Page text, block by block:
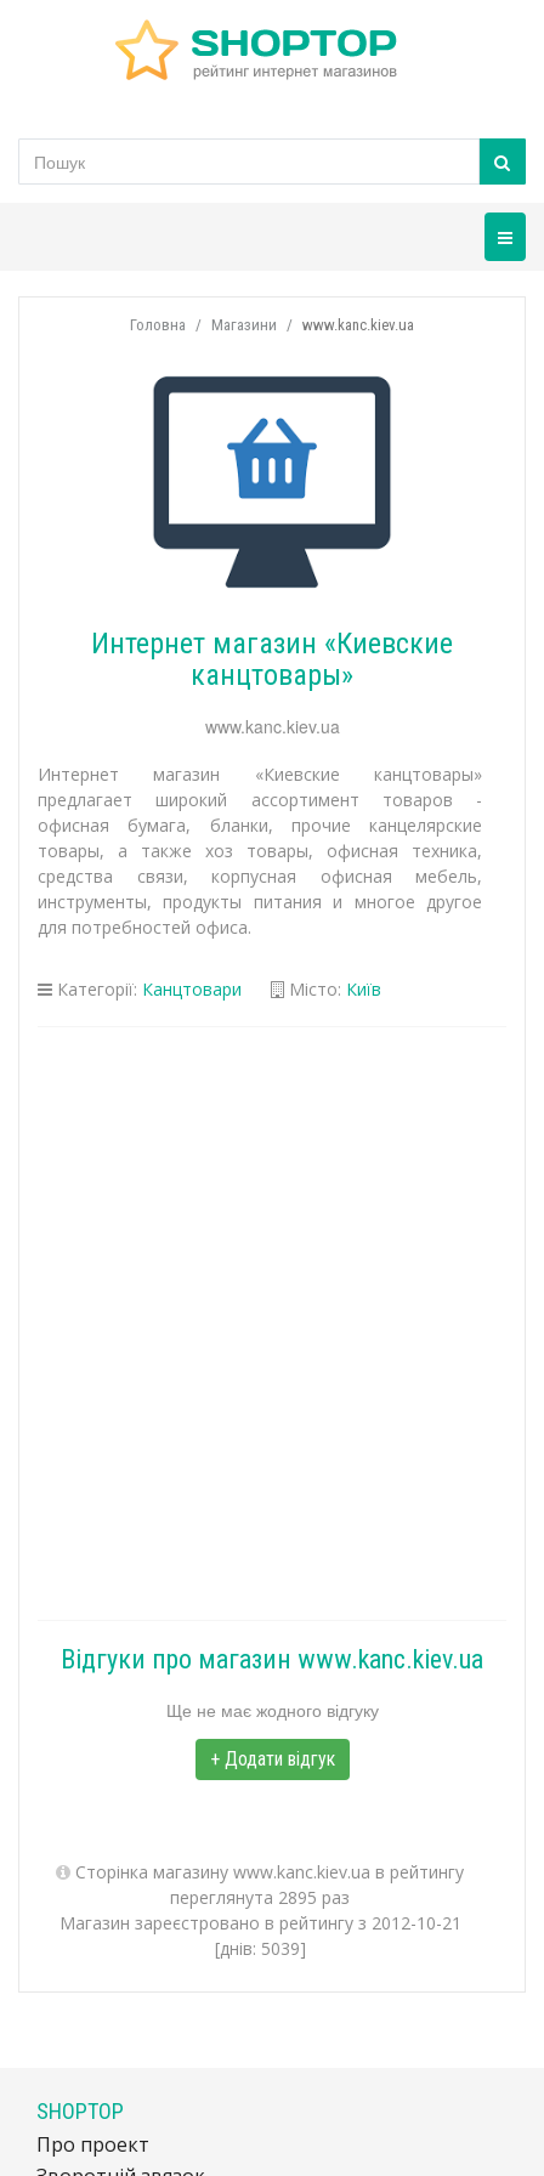
Головна Магазини www.kanc.kiev.ua
Интернет магазин «Киевские
канцтовары»
www.kanc.kiev.ua
Интернет магазин «Киевские канцтовары»
предлагает широкий ассортимент товаров -
офисная бумага, бланки, прочие канцелярские
товары, а также хоз товары, офисная техника,
средства связи, корпусная офисная мебель,
инструменты, продукты питания и многое другое
для потребностей офиса.
Категорії: Канцтовари Місто: Київ
Відгуки про магазин www.kanc.kiev.ua
Ще не має жодного відгуку
+ Додати відгук
Сторінка магазину www.kanc.kiev.ua в рейтингу
переглянута 2895 раз
Магазин зареєстровано в рейтингу з 2012-10-21
[днів: 5039]
SHOPTOP
Про проект